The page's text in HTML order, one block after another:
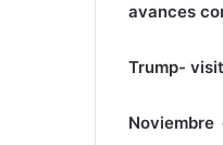
avances
Trump-